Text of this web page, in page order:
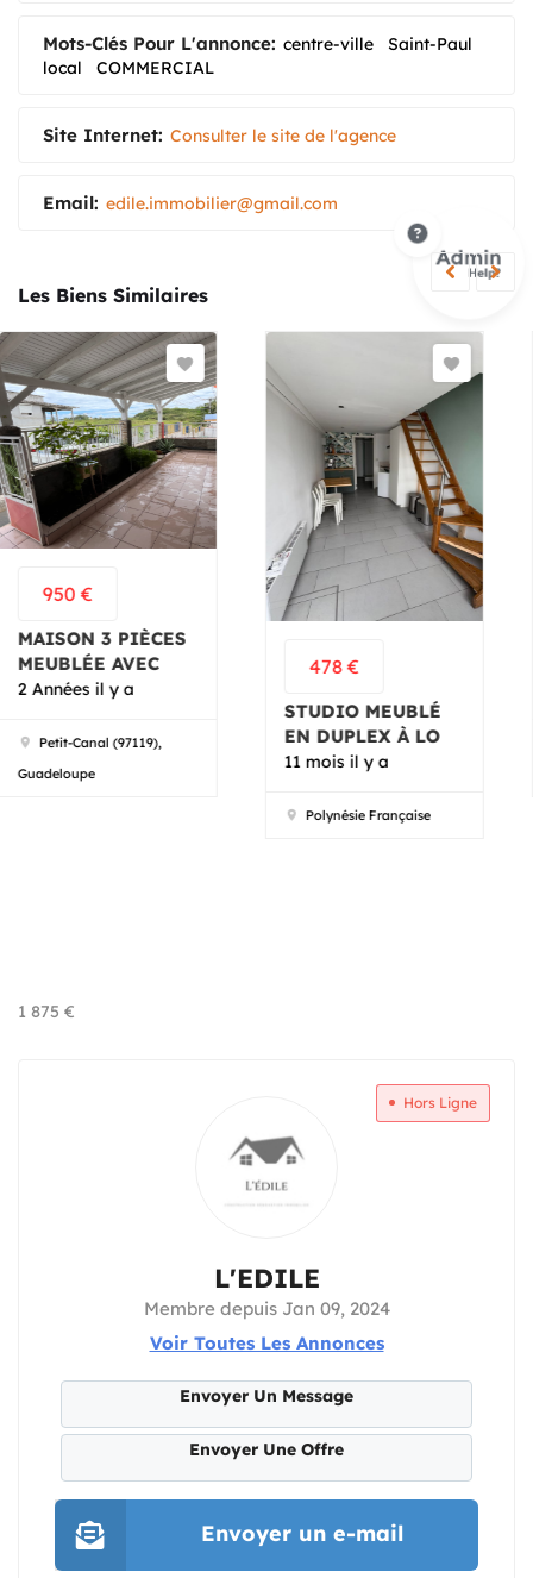
Mots-Clés Pour L'annonce: centre-ville
Saint-Paul
local
COMMERCIAL
Site Internet: Consulter le site de l'agence
Email: edile.immobilier@gmail.com
Les Biens Similaires
478€
EN DUPLEX À LO
600
À SANDY-GROUN
Saint-François (97125),
Guadeloupe
1 875 €
Hors Ligne
L'EDILE
Membre depuis Jan 09, 2024
Voir Toutes Les Annonces
Envoyer Un Message
Envoyer Une Offre
Envoyer un e-mail